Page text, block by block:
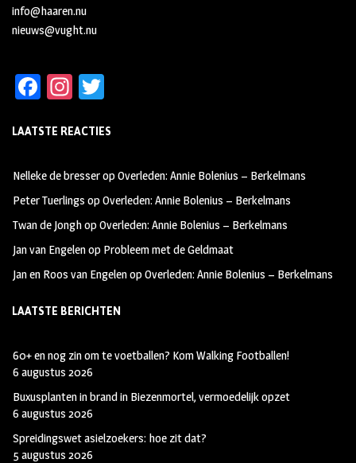
info@haaren.nu
nieuws@vught.nu
Fa
b
oo
k
In
ag
m
tt
LAATSTE REACTIES
Nelleke de bresseropOverleden: Annie Bolenius – Berkelmans
Peter Tuerlings opOverleden: Annie Bolenius – Berkelmans
Twan de JonghopOverleden: Annie Bolenius – Berkelmans
Jan van Engelenop Probleem met de Geldmaat
Jan en Roos van EngelenopOverleden: Annie Bolenius – Berkelmans
LAATSTE BERICHTEN
60+ en nog zin om te voetballen? Kom Walking Footballen!
6 augustus 2026
Buxusplanten in brand in Biezenmortel, vermoedelijk opzet
6 augustus 2026
Spreidingswet asielzoekers: hoe zit dat?
5 augustus 2026